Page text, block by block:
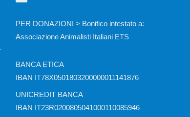
PER DONAZIONI > Bonifico intestato a:
Associazione Animalisti Italiani ETS
BANCA ETICA
IBAN IT78X0501803200000011141876
UNICREDIT BANCA
IBAN IT23R0200805041000110085946